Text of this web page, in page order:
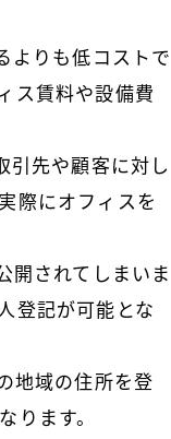
よりも低コストで
ス賃料や設備費
引先や顧客に対し
際にオフィスを
開されてしまいま
登記が可能とな
地域の住所を登
ります。